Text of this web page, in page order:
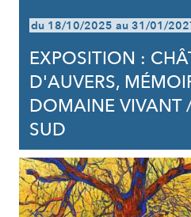
du 18/10/2025 au 31/01/
EXPOSITION :
D'AUVERS,
DOMAINE VIVANT
SUD